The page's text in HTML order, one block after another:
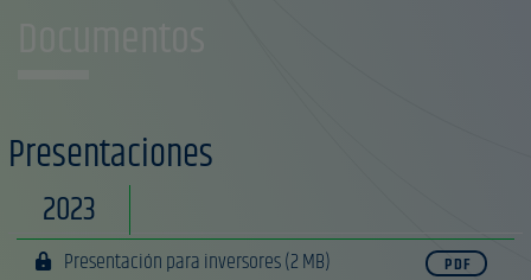
Presentaciones
2023
PDF
Presentación para inversores(2 MB)